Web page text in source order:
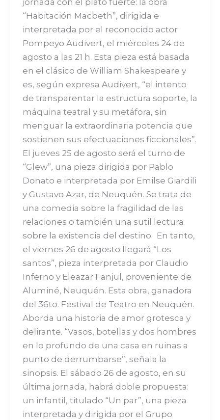
jornada con el plato fuerte: la obra
“Habitación Macbeth”, dirigida e
interpretada por el reconocido actor
Pompeyo Audivert, el miércoles 24 de
agosto a las 21 h. Esta pieza está basada
en el clásico de William Shakespeare y
es, según expresa Audivert, “el intento
de transparentar la estructura soporte, la
máquina teatral y su metáfora, sin
menguar la extraordinaria potencia que
sostienen sus efectuaciones ficcionales”.
El jueves 25 de agosto será el turno de
“Glew”, una pieza dirigida por Pablo
Donato e interpretada por Emilse Giardili
y Gustavo Azar, de Neuquén. Se trata de
una comedia sobre la fragilidad de las
relaciones o también una sutil lectura
sobre la existencia del destino. En tanto,
el viernes 26 de agosto llegará “Los
santos”, pieza interpretada por Claudio
Inferno y Eleazar Fanjul, proveniente de
Aluminé, Neuquén. Esta obra, ganadora
del 36to. Festival de Teatro en Neuquén.
Aborda una historia de amor grotesca y
delirante. “Vasos, botellas y dos hombres
en lo profundo de una casa en ruinas a
punto de derrumbarse”, señala la
sinopsis. El sábado 26 de agosto, en su
última jornada, habrá doble propuesta:
un infantil, titulado “Un par”, una pieza
interpretada y dirigida por el Grupo